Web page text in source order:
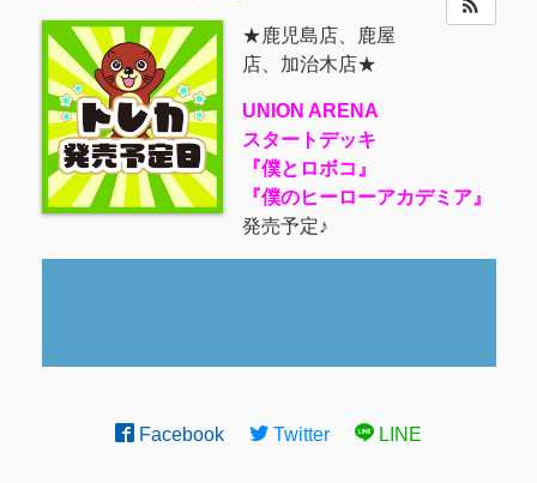
★鹿児島店、鹿屋
店、加治木店★
UNION ARENA
スタートデッキ
『僕とロボコ』
『僕のヒーローアカデミア』
発売予定♪
Facebook Twitter LINE